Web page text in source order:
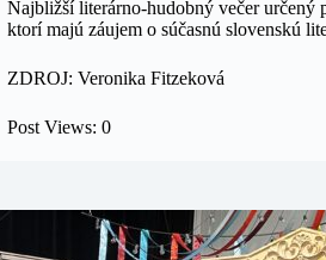
Najbližší literárno-hudobný večer
ktorí majú záujem o súčasnú slovenskú
ZDROJ: Veronika Fitzeková
Post Views: 0